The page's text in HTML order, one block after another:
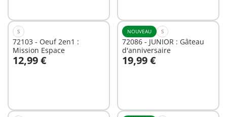
S
72103 - Oeuf 2en1 :
Mission Espace
12,99 €
Au panier
NOUVEAU S
72086 - JUNIOR : Gâteau
d'anniversaire
19,99 €
Au panier